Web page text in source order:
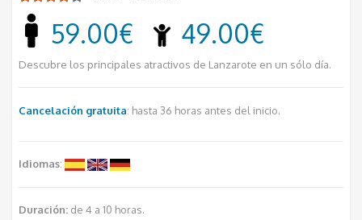
59.00€ 49.00€
Descubre los principales atractivos de Lanzarote en un sólo día.
Cancelación gratuita: hasta 36 horas antes del inicio.
Idiomas:
Duración: de 4 a 10 horas.